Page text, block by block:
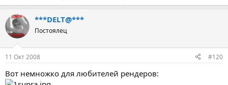
***DELT@***
Постоялец
11 Окт 2008 #120
Вот немножко для любителей рендеров: